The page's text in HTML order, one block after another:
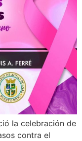
la celebración de
contra el